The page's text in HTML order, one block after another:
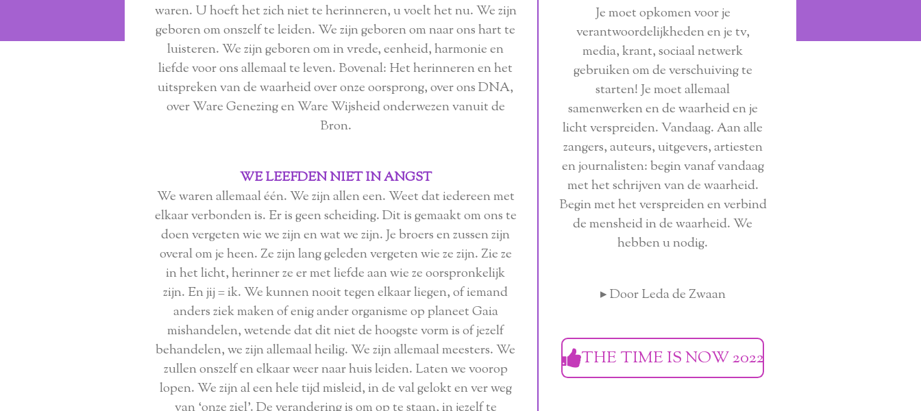
waren. U hoeft het zich niet te herinneren, u voelt het nu. We zijn
geboren om onszelf te leiden. We zijn geboren om naar ons hart te
luisteren. We zijn geboren om in vrede, eenheid, harmonie en
liefde voor ons allemaal te leven. Bovenal: Het herinneren en het
uitspreken van de waarheid over onze oorsprong, over ons DNA,
over Ware Genezing en Ware Wijsheid onderwezen vanuit de
Bron.
WE LEEFDEN NIET IN ANGST
We waren allemaal één. We zijn allen een. Weet dat iedereen met
elkaar verbonden is. Er is geen scheiding. Dit is gemaakt om ons te
doen vergeten wie we zijn en wat we zijn. Je broers en zussen zijn
overal om je heen. Ze zijn lang geleden vergeten wie ze zijn. Zie ze
in het licht, herinner ze er met liefde aan wie ze oorspronkelijk
zijn. En jij = ik. We kunnen nooit tegen elkaar liegen, of iemand
anders ziek maken of enig ander organisme op planeet Gaia
mishandelen, wetende dat dit niet de hoogste vorm is of jezelf
behandelen, we zijn allemaal heilig. We zijn allemaal meesters. We
zullen onszelf en elkaar weer naar huis leiden. Laten we voorop
lopen. We zijn al een hele tijd misleid, in de val gelokt en ver weg
Je moet opkomen voor je
verantwoordelijkheden en je tv,
media, krant, sociaal netwerk
gebruiken om de verschuiving te
starten! Je moet allemaal
samenwerken en de waarheid en je
licht verspreiden. Vandaag. Aan alle
zangers, auteurs, uitgevers, artiesten
en journalisten: begin vanaf vandaag
met het schrijven van de waarheid.
Begin met het verspreiden en verbind
de mensheid in de waarheid. We
hebben u nodig.
▸ Door Leda de Zwaan
THE TIME IS NOW 2022